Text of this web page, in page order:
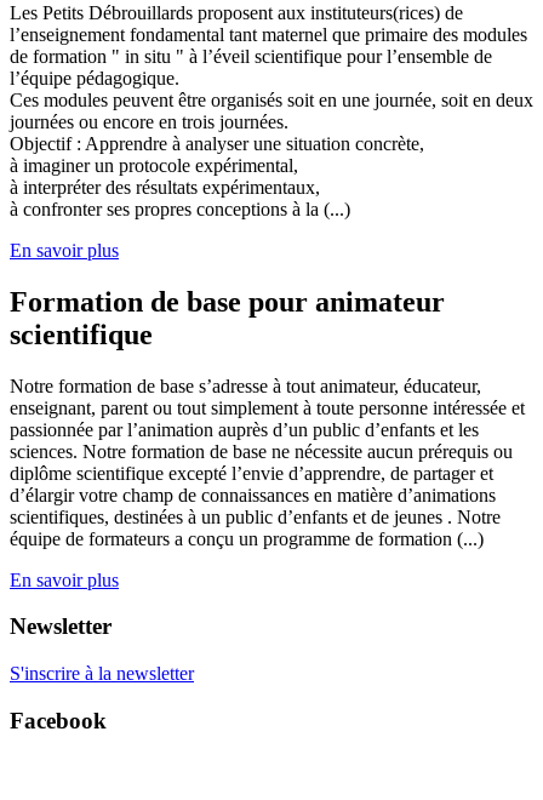
Les Petits Débrouillards proposent aux instituteurs(rices) de
l’enseignement fondamental tant maternel que primaire des modules
de formation " in situ " à l’éveil scientifique pour l’ensemble de
l’équipe pédagogique.
Ces modules peuvent être organisés soit en une journée, soit en deux
journées ou encore en trois journées.
Objectif : Apprendre à analyser une situation concrète,
à imaginer un protocole expérimental,
à interpréter des résultats expérimentaux,
à confronter ses propres conceptions à la (...)
En savoir plus
Formation de base pour animateur
scientifique
Notre formation de base s’adresse à tout animateur, éducateur,
enseignant, parent ou tout simplement à toute personne intéressée et
passionnée par l’animation auprès d’un public d’enfants et les
sciences. Notre formation de base ne nécessite aucun prérequis ou
diplôme scientifique excepté l’envie d’apprendre, de partager et
d’élargir votre champ de connaissances en matière d’animations
scientifiques, destinées à un public d’enfants et de jeunes . Notre
équipe de formateurs a conçu un programme de formation (...)
En savoir plus
Newsletter
S'inscrire à la newsletter
Facebook